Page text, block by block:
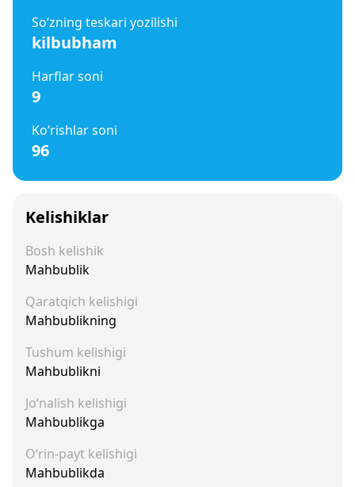
So‘zning teskari yozilishi
kilbubham
Harflar soni
9
Ko‘rishlar soni
96
Kelishiklar
Bosh kelishik
Mahbublik
Qaratqich kelishigi
Mahbublikning
Tushum kelishigi
Mahbublikni
Jo‘nalish kelishigi
Mahbublikga
O‘rin-payt kelishigi
Mahbublikda